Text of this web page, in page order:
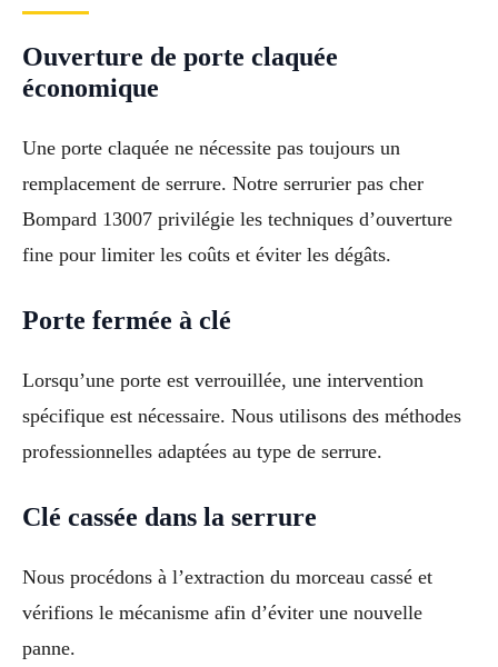
Ouverture de porte claquée
économique
Une porte claquée ne nécessite pas toujours un
remplacement de serrure. Notre serrurier pas cher
Bompard 13007 privilégie les techniques d’ouverture
fine pour limiter les coûts et éviter les dégâts.
Porte fermée à clé
Lorsqu’une porte est verrouillée, une intervention
spécifique est nécessaire. Nous utilisons des méthodes
professionnelles adaptées au type de serrure.
Clé cassée dans la serrure
Nous procédons à l’extraction du morceau cassé et
vérifions le mécanisme afin d’éviter une nouvelle
panne.